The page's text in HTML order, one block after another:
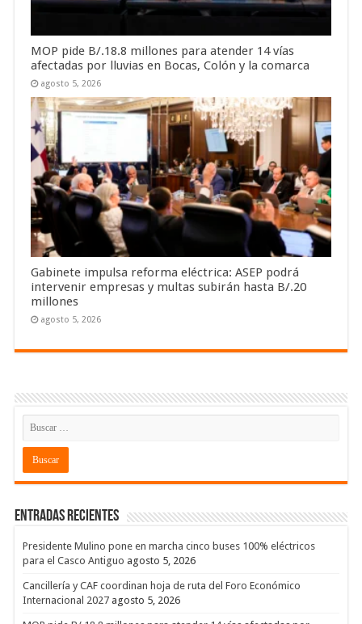
MOP pide B/.18.8 millones para atender 14 vías
afectadas por lluvias en Bocas, Colón y la comarca
agosto 5, 2026
Gabinete impulsa reforma eléctrica: ASEP podrá
intervenir empresas y multas subirán hasta B/.20
millones
agosto 5, 2026
Entradas recientes
Presidente Mulino pone en marcha cinco buses 100% eléctricos
para el Casco Antiguo agosto 5, 2026
Cancillería y CAF coordinan hoja de ruta del Foro Económico
Internacional 2027 agosto 5, 2026